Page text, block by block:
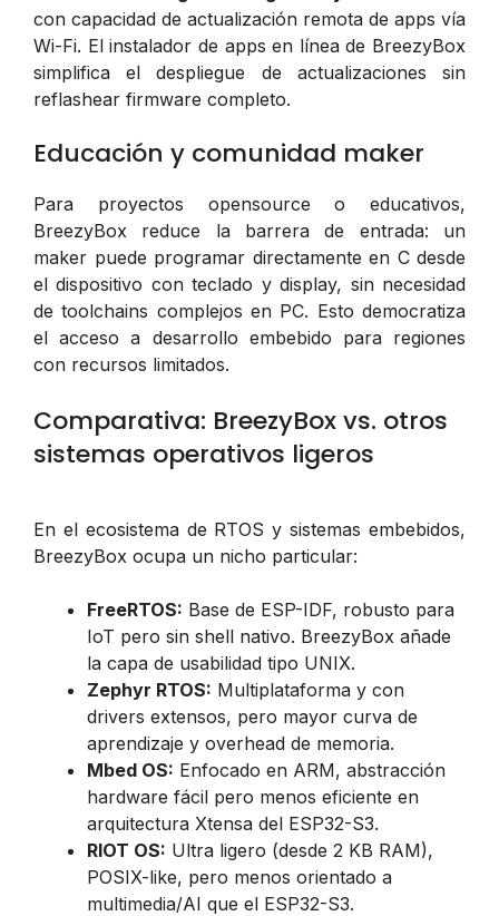
con capacidad de actualización remota de apps vía
Wi-Fi. El instalador de apps en línea de BreezyBox
simplifica el despliegue de actualizaciones sin
reflashear firmware completo.
Educación y comunidad maker
Para proyectos opensource o educativos,
BreezyBox reduce la barrera de entrada: un
maker puede programar directamente en C desde
el dispositivo con teclado y display, sin necesidad
de toolchains complejos en PC. Esto democratiza
el acceso a desarrollo embebido para regiones
con recursos limitados.
Comparativa: BreezyBox vs. otros
sistemas operativos ligeros
En el ecosistema de RTOS y sistemas embebidos,
BreezyBox ocupa un nicho particular:
FreeRTOS: Base de ESP-IDF, robusto para
IoT pero sin shell nativo. BreezyBox añade
la capa de usabilidad tipo UNIX.
Zephyr RTOS: Multiplataforma y con
drivers extensos, pero mayor curva de
aprendizaje y overhead de memoria.
Mbed OS: Enfocado en ARM, abstracción
hardware fácil pero menos eficiente en
arquitectura Xtensa del ESP32-S3.
RIOT OS: Ultra ligero (desde 2 KB RAM),
POSIX-like, pero menos orientado a
multimedia/AI que el ESP32-S3.